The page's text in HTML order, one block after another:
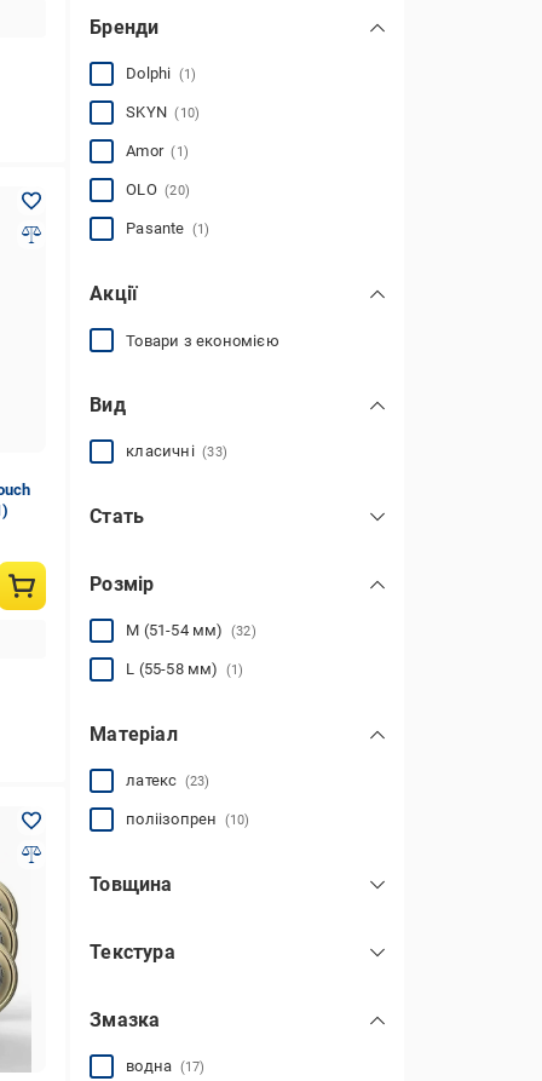
Бренди
Dolphi (1)
SKYN(10)
Amor(1)
OLO(20)
Pasante (1)
Акції
Товари з економією
Вид
класичні(33)
Стать
Розмір
M (51-54 мм) (32)
L (55-58 мм) (1)
Матеріал
латекс (23)
поліізопрен (10)
Товщина
стандартні (0,05–0,07 мм)
Текстура
з крапками
комбіновані
Змазка
водна (17)